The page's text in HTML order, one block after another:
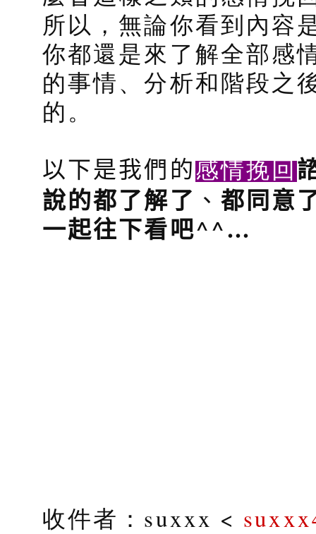
所以，無論你看到內容
你都還是來了解全部感
的事情、分析和階段之
的。
以下是我們的感情挽回
說的都了解了 、 都同意
一起往下看吧^^…
收件者：suxxx <